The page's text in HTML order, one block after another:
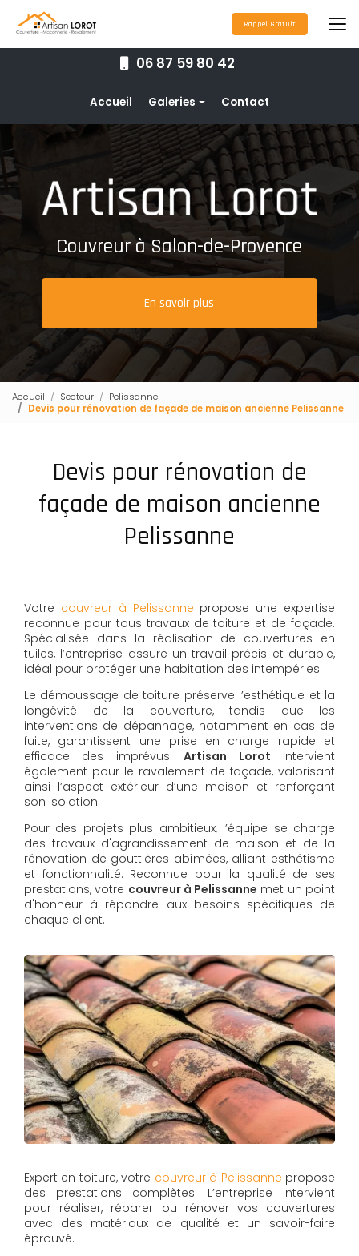
contenu
principal
06 87 59 80 42
Accueil Galeries
Couverture
Nettoyage toiture
Ravalement de façade
Étanchéité toiture
Maçonnerie
Pose de gouttières
Contact
Rappel Gratuit
Couvreur à Salon-de-Provence
En savoir plus
Accueil Secteur
Pelissanne
Devis pour rénovation de façade de maison ancienne Pelissanne
Devis pour rénovation de
façade de maison ancienne
Pelissanne
Votre couvreur à Pelissanne propose une expertise
reconnue pour tous travaux de toiture et de façade.
Spécialisée dans la réalisation de couvertures en
tuiles, l’entreprise assure un travail précis et durable,
idéal pour protéger une habitation des intempéries.
Le démoussage de toiture préserve l’esthétique et la
longévité de la couverture, tandis que les
interventions de dépannage, notamment en cas de
fuite, garantissent une prise en charge rapide et
efficace des imprévus. Artisan Lorot intervient
également pour le ravalement de façade, valorisant
ainsi l’aspect extérieur d’une maison et renforçant
son isolation.
Pour des projets plus ambitieux, l’équipe se charge
des travaux d'agrandissement de maison et de la
rénovation de gouttières abîmées, alliant esthétisme
et fonctionnalité. Reconnue pour la qualité de ses
prestations, votre couvreur à Pelissanne met un point
d'honneur à répondre aux besoins spécifiques de
chaque client.
Expert en toiture, votre couvreur à Pelissanne propose
des prestations complètes. L’entreprise intervient
pour réaliser, réparer ou rénover vos couvertures
avec des matériaux de qualité et un savoir-faire
éprouvé.